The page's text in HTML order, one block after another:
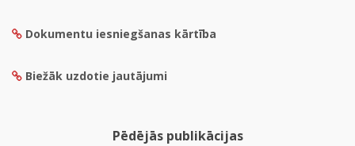
Dokumentu iesniegšanas kārtība
Biežāk uzdotie jautājumi
Pēdējās publikācijas